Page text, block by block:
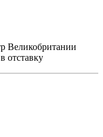
Великобритании
отставку